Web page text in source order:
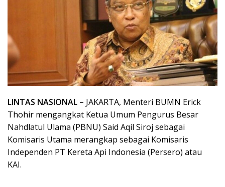
LINTAS NASIONAL – JAKARTA, Menteri BUMN Erick
Thohir mengangkat Ketua Umum Pengurus Besar
Nahdlatul Ulama (PBNU) Said Aqil Siroj sebagai
Komisaris Utama merangkap sebagai Komisaris
Independen PT Kereta Api Indonesia (Persero) atau
KAI.